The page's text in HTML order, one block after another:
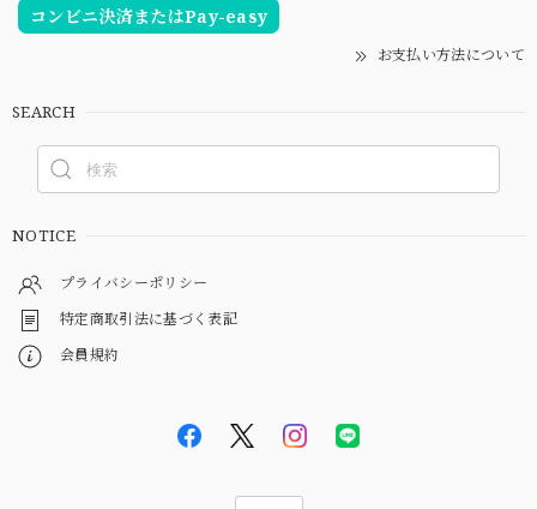
コンビニ決済またはPay-easy
お支払い方法について
SEARCH
NOTICE
プライバシーポリシー
特定商取引法に基づく表記
会員規約